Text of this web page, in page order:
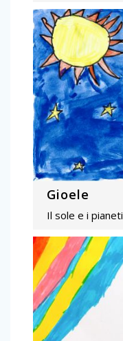
Gioele
Il sole e i pianeti